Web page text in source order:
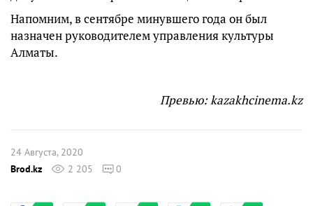
Напомним, в сентябре минувшего года он был
назначен руководителем управления культуры
Алматы.
Превью: kazakhcinema.kz
24 Августа, 2020
Brod.kz
2 205 0